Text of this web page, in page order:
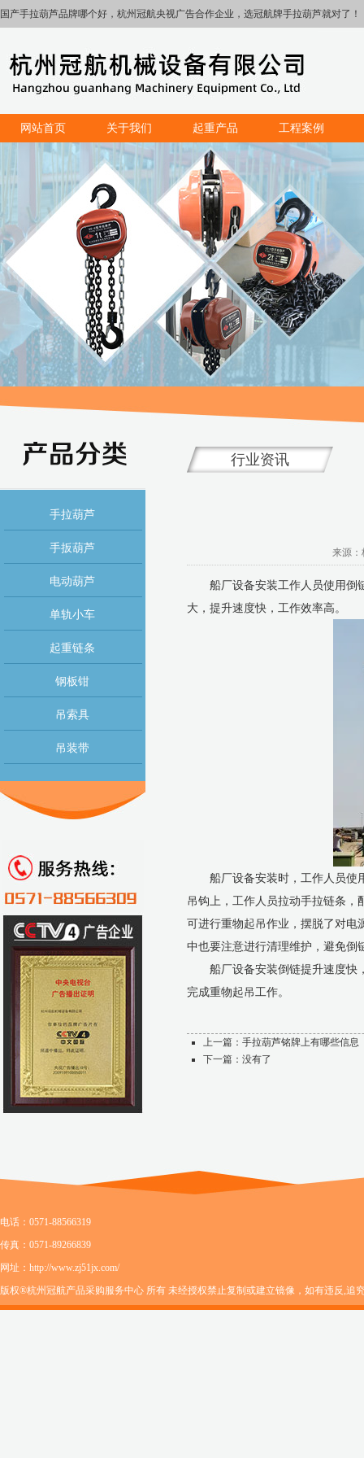
国产手拉葫芦品牌哪个好，杭州冠航央视广告合作企业，选冠航牌手拉葫芦就对了！
网站首页 关于我们 起重产品 工程案例
手拉葫芦
手扳葫芦
电动葫芦
单轨小车
起重链条
钢板钳
吊索具
吊装带
行业资讯
来源：
船厂设备安装工作人员使用倒
大，提升速度快，工作效率高。
船厂设备安装时，工作人员使
吊钩上，工作人员拉动手拉链条
可进行重物起吊作业，摆脱了对电
中也要注意进行清理维护，避免倒
船厂设备安装倒链提升速度快
完成重物起吊工作。
上一篇： 手拉葫芦铭牌上有哪些信息
下一篇：没有了
电话：0571-88566319
传真：0571-89266839
网址：http://www.zj51jx.com/
版权®杭州冠航产品采购服务中心 所有 未经授权禁止复制或建立镜像，如有违反,追